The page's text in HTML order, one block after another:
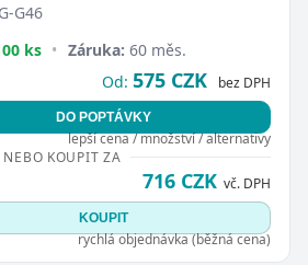
G46
ks • Záruka: 60 měs.
Od: 575 CZK bez DPH
DO POPTÁVKY
lepší cena / množství / alternativy
NEBO KOUPIT ZA
716 CZK vč. DPH
KOUPIT
rychlá objednávka (běžná cena)